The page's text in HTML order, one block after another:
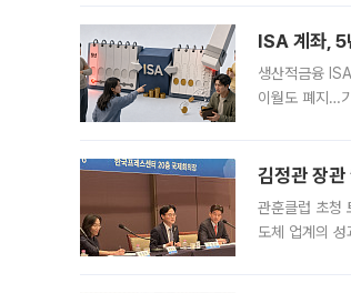
ISA 계좌, 5
생산적금융
이월도 폐지…
김정관 장
관훈클럽 초청
도체 업계의